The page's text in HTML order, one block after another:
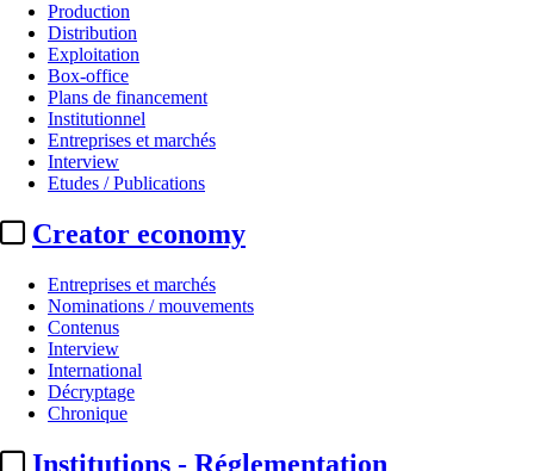
Production
Distribution
Exploitation
Box-office
Plans de financement
Institutionnel
Entreprises et marchés
Interview
Etudes / Publications
Creator economy
Entreprises et marchés
Nominations / mouvements
Contenus
Interview
International
Décryptage
Chronique
Institutions - Réglementation